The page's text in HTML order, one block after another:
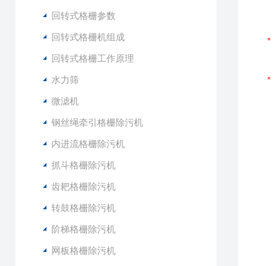
回转式格栅参数
回转式格栅机组成
回转式格栅工作原理
水力筛
微滤机
钢丝绳牵引格栅除污机
内进流格栅除污机
抓斗格栅除污机
齿耙格栅除污机
转鼓格栅除污机
阶梯格栅除污机
网板格栅除污机